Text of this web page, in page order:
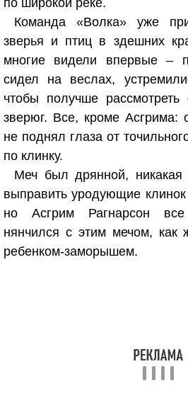
по широкой реке.
Команда «Волка» уже
зверья и птиц в здешних
многие видели впервые –
сидел на веслах,
чтобы получше рассмотреть
зверюг. Все, кроме Асгрима:
не поднял глаза от
по клинку.
Меч был дрянной,
выправить уродующие клинок
но Асгрим Рагнарсон
нянчился с этим мечом,
ребенком-заморышем.